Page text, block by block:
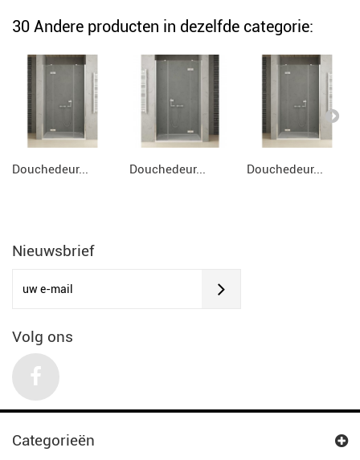
30 Andere producten in dezelfde categorie:
Douchedeur... Douchedeur... Douchedeur...
Nieuwsbrief
Volg ons
Categorieën